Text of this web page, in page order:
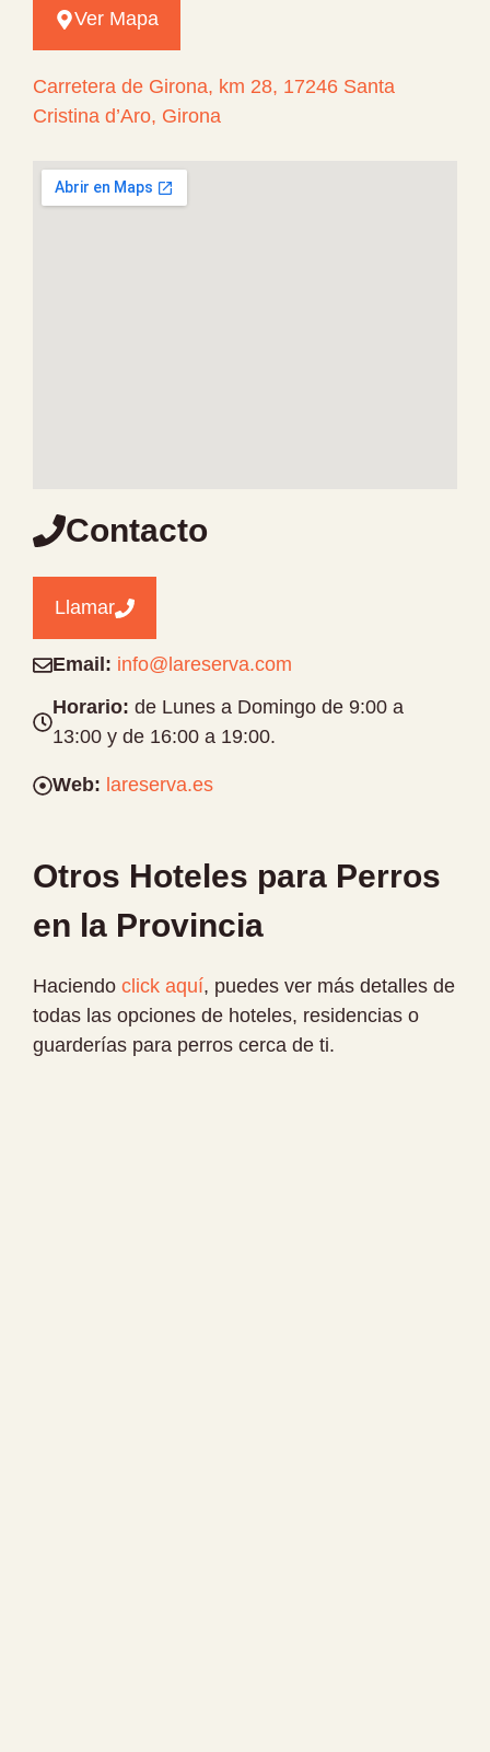
Ver Mapa
Carretera de Girona, km 28, 17246 Santa
Cristina d’Aro, Girona
Contacto
Llamar
Email: info@lareserva.com
Horario: de Lunes a Domingo de 9:00 a
13:00 y de 16:00 a 19:00.
Web: lareserva.es
Otros Hoteles para Perros
en la Provincia
Haciendo click aquí, puedes ver más detalles de
todas las opciones de hoteles, residencias o
guarderías para perros cerca de ti.